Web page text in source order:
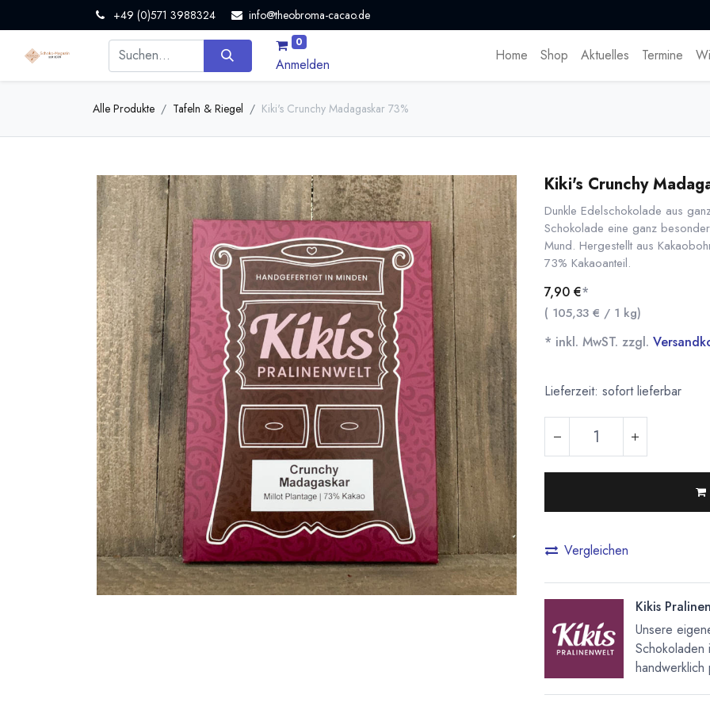
+49 (0)571 3988324 info@theobroma-cacao.de
0
Anmelden
Home Shop Aktuelles Termine
Alle Produkte Tafeln & Riegel Kiki's Crunchy Madagaskar 73%
Kiki's Crunchy
Dunkle Edelschokolade aus
Schokolade eine ganz
Mund. Hergestellt aus
73% Kakaoanteil.
7,90 €*
( 105,33 € / 1 kg)
* inkl. MwST. zzgl.
Lieferzeit: sofort lieferbar
Vergleichen
Kikis
Unsere
handwerklich